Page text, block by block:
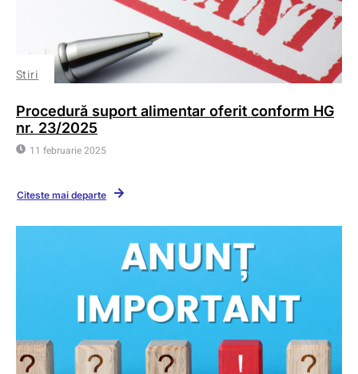
Stiri
Procedură suport alimentar oferit conform HG
nr. 23/2025
11 februarie 2025
Citeste mai departe